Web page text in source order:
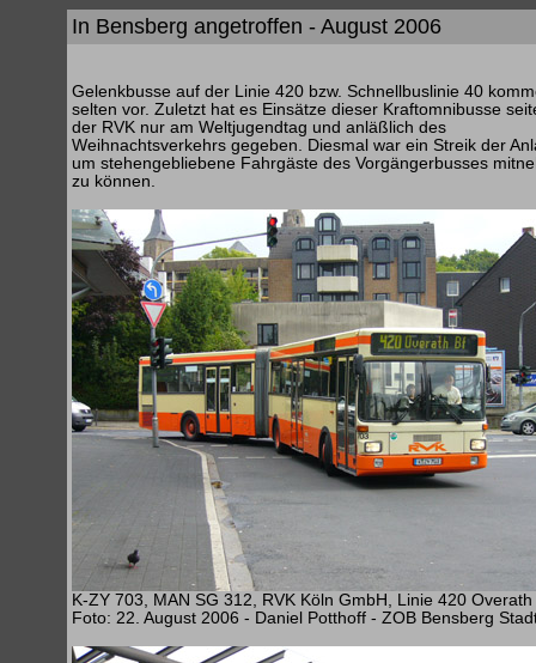
In Bensberg angetroffen - August 2006
Gelenkbusse auf der Linie 420 bzw. Schnellbuslinie 40
selten vor. Zuletzt hat es Einsätze dieser Kraftomnibusse
der RVK nur am Weltjugendtag und anläßlich des
Weihnachtsverkehrs gegeben. Diesmal war ein Streik der
um stehengebliebene Fahrgäste des Vorgängerbusses
zu können.
K-ZY 703, MAN SG 312, RVK Köln GmbH, Linie 420 Overath
Foto: 22. August 2006 - Daniel Potthoff - ZOB Bensberg